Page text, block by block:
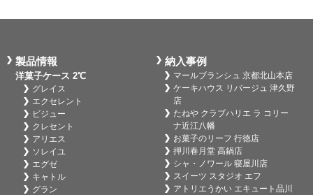
製品情報
洋菓子ケース 2℃
グレイス
エクセレント
ビジュー
クレセント
アリエス
ソレイユ
エグゼ
キャトル
グラン
納入事例
マールブランシュ 京都北山本店
ケーキハウス リバージュ 津久野
店
たねや クラブハリエ ラ コリー
ナ近江八幡
お菓子のリーフ 行徳店
押川春月堂 高鍋店
シャ・ノワール 寝屋川店
スイーツ スタジオ エフ
アトリエうかい エキュート品川